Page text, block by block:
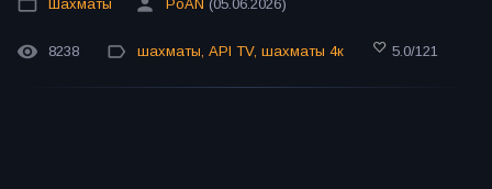
Шахматы PoAN (05.06.2026)
8238 шахматы, API TV, шахматы 4к 5.0/121